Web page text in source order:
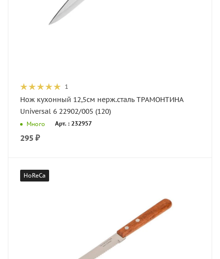
1
Нож кухонный 12,5см нерж.сталь ТРАМОНТИНА
Universal 6 22902/005 (120)
Много Арт. : 232957
295 ₽
HoReCa